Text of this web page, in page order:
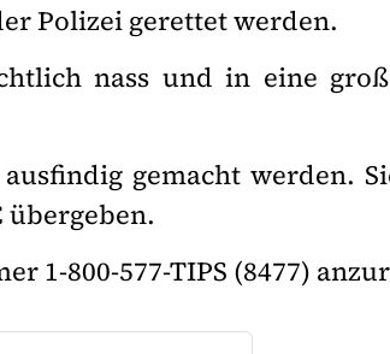
Polizei gerettet werden.
nass und in eine
gemacht werden.
übergeben.
1-800-577-TIPS (8477)